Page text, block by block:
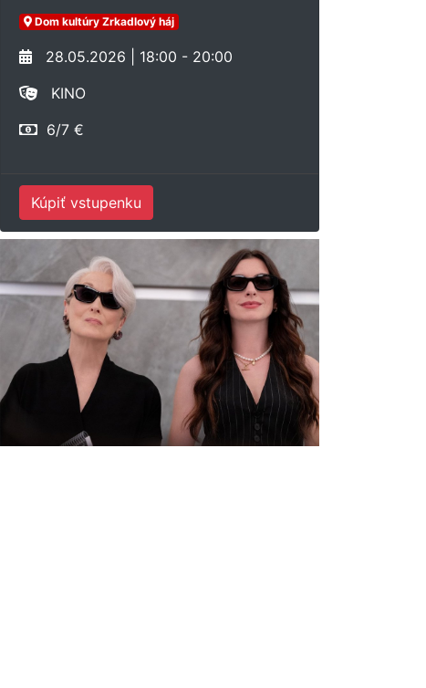
Dom kultúry Zrkadlový háj
28.05.2026 | 18:00 - 20:00
KINO
6/7 €
Kúpiť vstupenku